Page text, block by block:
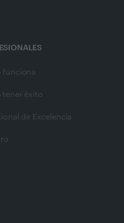
funciona
tener éxito
de Excelencia